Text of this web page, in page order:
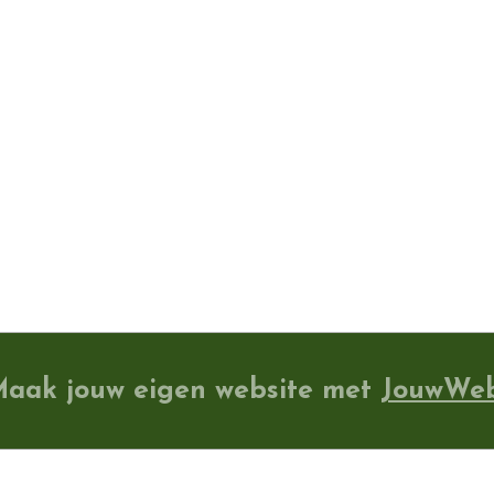
jouw eigen website met